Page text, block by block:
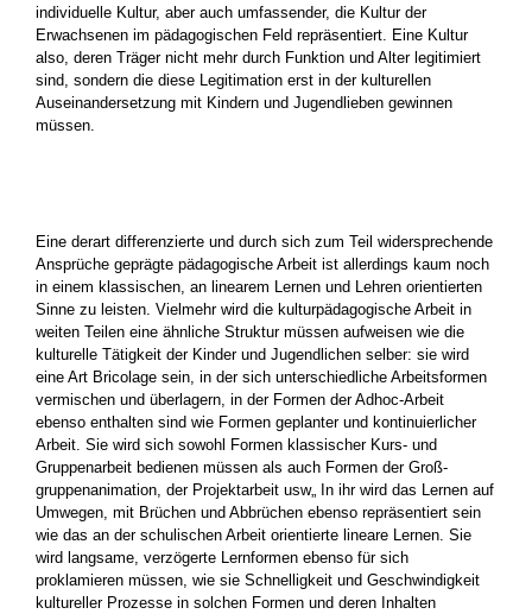
individuelle Kultur, aber auch umfassender, die Kultur der
Erwachsenen im pädagogischen Feld repräsentiert. Eine Kul­tur
also, deren Träger nicht mehr durch Funktion und Alter legitimiert
sind, sondern die diese Le­gitimation erst in der kulturellen
Auseinander­setzung mit Kindern und Jugendlieben gewin­nen
müssen.
Eine derart differenzierte und durch sich zum Teil widersprechende
Ansprüche geprägte pä­dagogische Arbeit ist allerdings kaum noch
in einem klassischen, an linearem Lernen und Leh­ren orientierten
Sinne zu leisten. Vielmehr wird die kulturpädagogische Arbeit in
weiten Teilen eine ähnliche Struktur müssen aufweisen wie die
kulturelle Tätigkeit der Kinder und Jugendlichen selber: sie wird
eine Art Bricolage sein, in der sich unterschiedliche Arbeitsformen
vermischen und überlagern, in der Formen der Adhoc-Arbeit
ebenso enthalten sind wie Formen geplanter und kontinuierlicher
Arbeit. Sie wird sich sowohl Formen klassischer Kurs- und
Gruppenarbeit bedienen müssen als auch Formen der Groß­
gruppenanimation, der Projektarbeit usw„ In ihr wird das Lernen auf
Umwegen, mit Brüchen und Abbrüchen ebenso repräsentiert sein
wie das an der schulischen Arbeit orientierte lineare Lernen. Sie
wird langsame, verzögerte Lernformen eben­so für sich
proklamieren müssen, wie sie Schnelligkeit und Geschwindigkeit
kultureller Prozesse in solchen Formen und deren Inhalten